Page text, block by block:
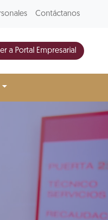
Contáctanos
a Portal Empresarial